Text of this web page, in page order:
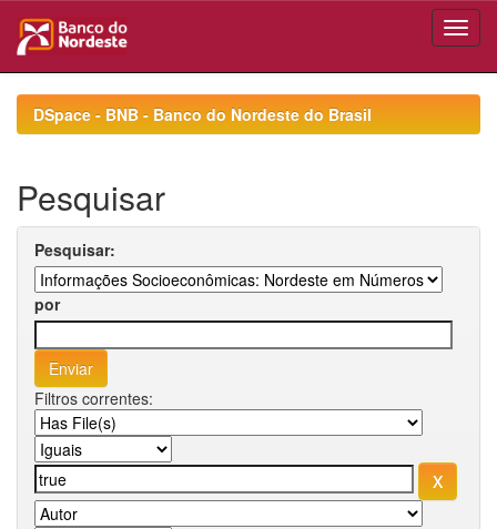
navigationDSpace - BNB - Banco do Nordeste do Brasil
Pesquisar
Pesquisar:
por
Filtros correntes: